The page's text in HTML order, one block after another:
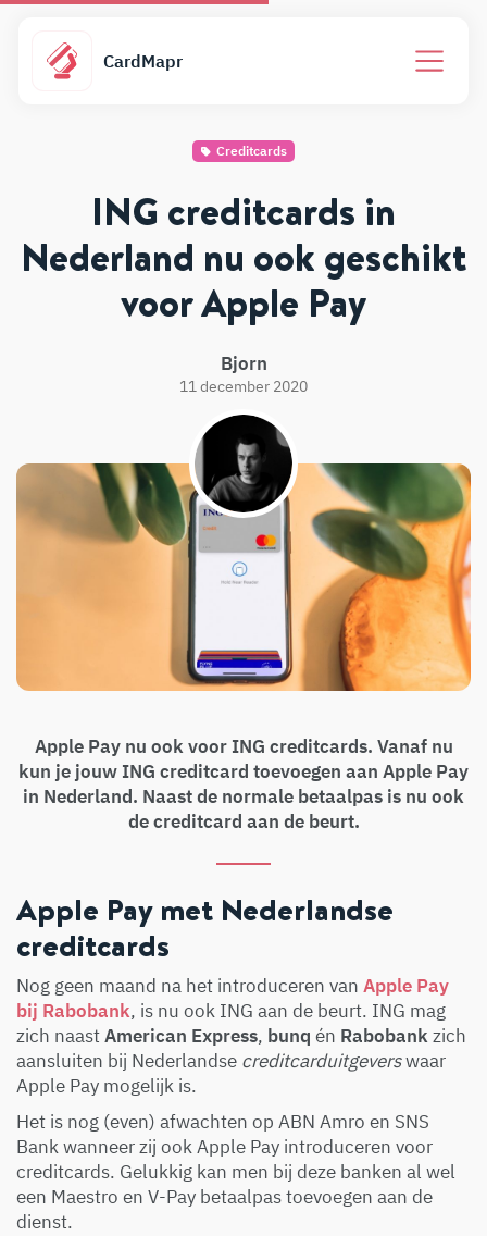
CardMapr
Creditcards
ING creditcards in
Nederland nu ook geschikt
voor Apple Pay
Bjorn
11 december 2020
Apple Pay nu ook voor ING creditcards. Vanaf nu
kun je jouw ING creditcard toevoegen aan Apple Pay
in Nederland. Naast de normale betaalpas is nu ook
de creditcard aan de beurt.
Apple Pay met Nederlandse
creditcards
Nog geen maand na het introduceren van Apple Pay
bij Rabobank, is nu ook ING aan de beurt. ING mag
zich naastAmerican Express, bunq én Rabobankzich
aansluiten bij Nederlandse creditcarduitgeverswaar
Apple Pay mogelijk is.
Het is nog (even) afwachten op ABN Amro en SNS
Bank wanneer zij ook Apple Pay introduceren voor
creditcards. Gelukkig kan men bij deze banken al wel
een Maestro en V-Pay betaalpas toevoegen aan de
dienst.